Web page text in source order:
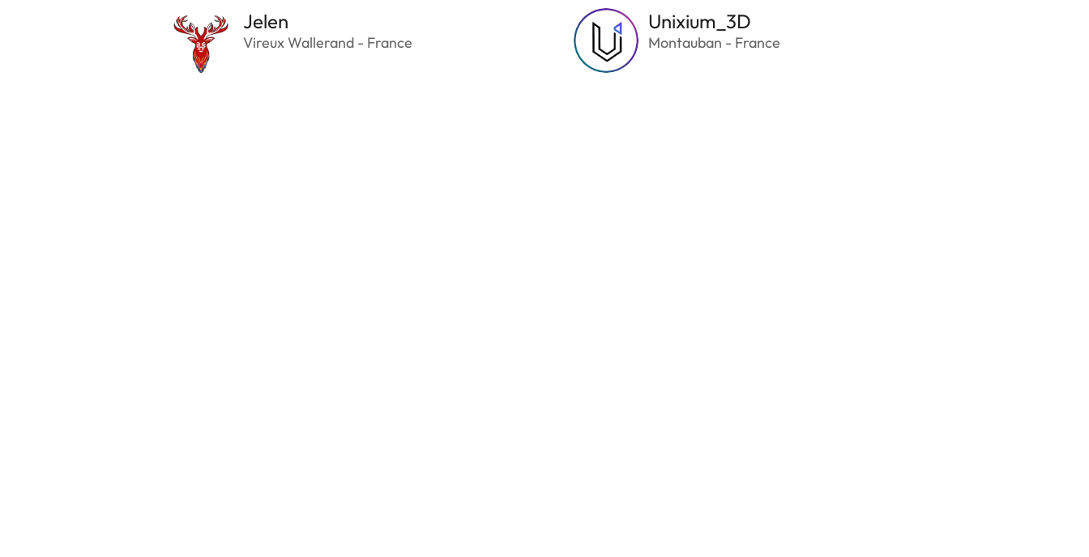
Jelen
Vireux Wallerand - France
Unixium_3D
Montauban - France